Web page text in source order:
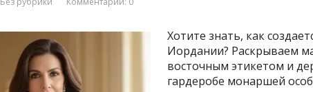
Хотите знать, как
Иордании? Раскрываем
восточным этикетом и
гардеробе монаршей